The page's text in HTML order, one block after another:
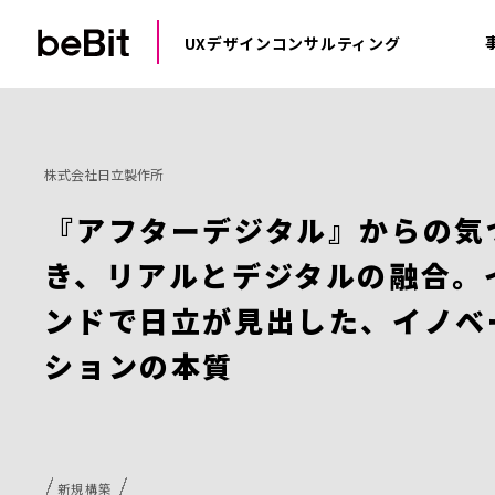
UXデザインコンサルティング
株式会社日立製作所
『アフターデジタル』からの気
き、リアルとデジタルの融合。
ンドで日立が見出した、イノベ
ションの本質
新規構築